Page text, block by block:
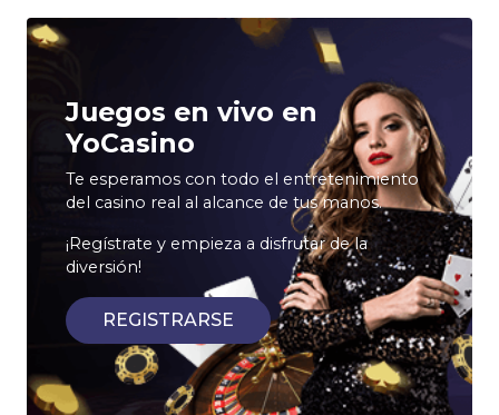
Juegos en vivo en
YoCasino
Te esperamos con todo el entretenimiento
del casino real al alcance de tus manos.
¡Regístrate y empieza a disfrutar de la
diversión!
REGISTRARSE